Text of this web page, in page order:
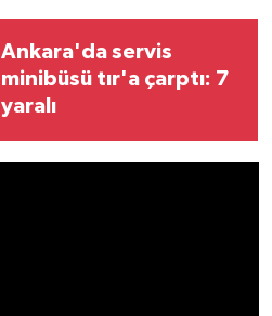
Ankara'da servis
minibüsü tır'a çarptı: 7
yaralı